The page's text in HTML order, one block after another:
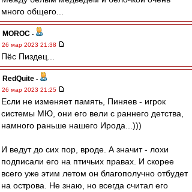
много общего...
MOROC -
26 мар 2023 21:38
Пёс Пиздец...
RedQuite -
26 мар 2023 21:25
Если не изменяет память, Пиняев - игрок
системы МЮ, они его вели с раннего детства,
намного раньше нашего Ирода...)))
И ведут до сих пор, вроде. А значит - лохи
подписали его на птичьих правах. И скорее
всего уже этим летом он благополучно отбудет
на острова. Не знаю, но всегда считал его